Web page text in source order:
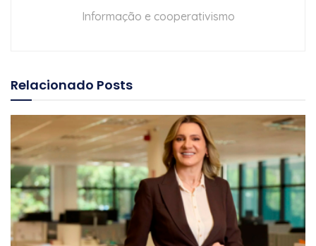
Informação e cooperativismo
Relacionado Posts